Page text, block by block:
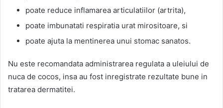
poate reduce inflamarea articulatiilor (artrita),
poate imbunatati respiratia urat mirositoare, si
poate ajuta la mentinerea unui stomac sanatos.
Nu este recomandata administrarea regulata a uleiului de
nuca de cocos, insa au fost inregistrate rezultate bune in
tratarea dermatitei.